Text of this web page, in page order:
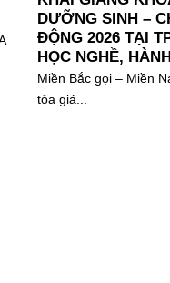
DƯỠNG SINH –
ĐỘNG 2026 TẠI
HỌC NGHỀ,
Miền Bắc gọi – Miền
tỏa giá...